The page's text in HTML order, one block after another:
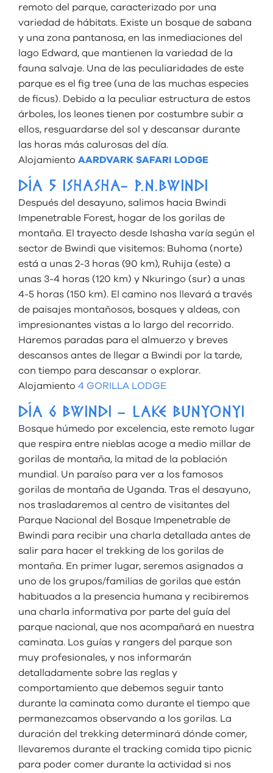
remoto del parque, caracterizado por una
variedad de hábitats. Existe un bosque de sabana
y una zona pantanosa, en las inmediaciones del
lago Edward, que mantienen la variedad de la
fauna salvaje. Una de las peculiaridades de este
parque es el fig tree (una de las muchas especies
de ficus). Debido a la peculiar estructura de estos
árboles, los leones tienen por costumbre subir a
ellos, resguardarse del sol y descansar durante
las horas más calurosas del día.
Alojamiento AARDVARK SAFARI LODGE
DÍA 5 ISHASHA- P.N.BWINDI
Después del desayuno, salimos hacia Bwindi
Impenetrable Forest, hogar de los gorilas de
montaña. El trayecto desde Ishasha varía según el
sector de Bwindi que visitemos: Buhoma (norte)
está a unas 2-3 horas (90 km), Ruhija (este) a
unas 3-4 horas (120 km) y Nkuringo (sur) a unas
4-5 horas (150 km). El camino nos llevará a través
de paisajes montañosos, bosques y aldeas, con
impresionantes vistas a lo largo del recorrido.
Haremos paradas para el almuerzo y breves
descansos antes de llegar a Bwindi por la tarde,
con tiempo para descansar o explorar.
Alojamiento 4 GORILLA LODGE
DÍA 6 BWINDI – LAKE BUNYONYI
Bosque húmedo por excelencia, este remoto lugar
que respira entre nieblas acoge a medio millar de
gorilas de montaña, la mitad de la población
mundial. Un paraíso para ver a los famosos
gorilas de montaña de Uganda. Tras el desayuno,
nos trasladaremos al centro de visitantes del
Parque Nacional del Bosque Impenetrable de
Bwindi para recibir una charla detallada antes de
salir para hacer el trekking de los gorilas de
montaña. En primer lugar, seremos asignados a
uno de los grupos/familias de gorilas que están
habituados a la presencia humana y recibiremos
una charla informativa por parte del guía del
parque nacional, que nos acompañará en nuestra
caminata. Los guías y rangers del parque son
muy profesionales, y nos informarán
detalladamente sobre las reglas y
comportamiento que debemos seguir tanto
durante la caminata como durante el tiempo que
permanezcamos observando a los gorilas. La
duración del trekking determinará dónde comer,
llevaremos durante el tracking comida tipo picnic
para poder comer durante la actividad si nos